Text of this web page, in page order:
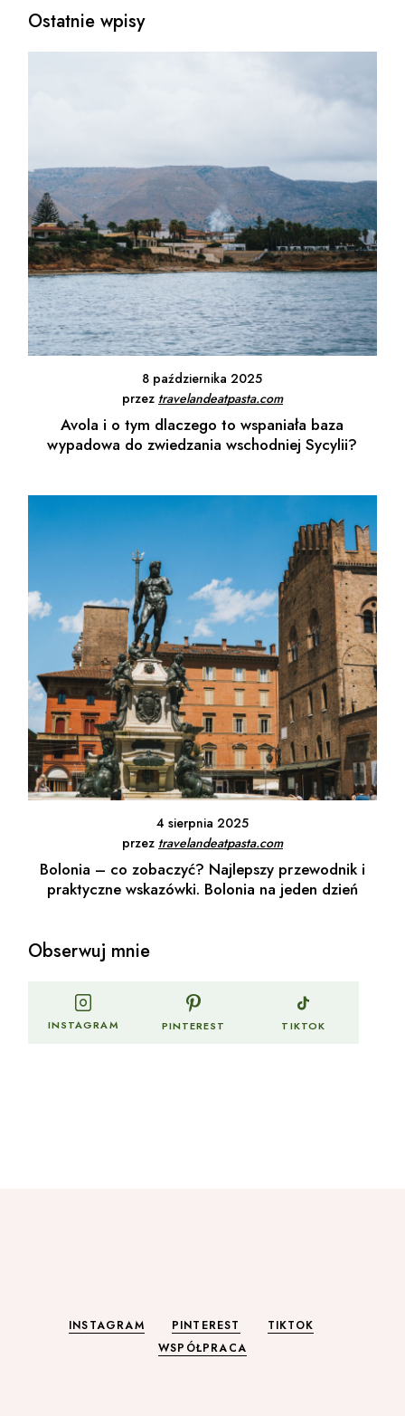
Ostatnie wpisy
8 października 2025
przez travelandeatpasta.com
Avola i o tym dlaczego to wspaniała baza
wypadowa do zwiedzania wschodniej Sycylii?
4 sierpnia 2025
przez travelandeatpasta.com
Bolonia – co zobaczyć? Najlepszy przewodnik i
praktyczne wskazówki. Bolonia na jeden dzień
Obserwuj mnie
INSTAGRAM PINTEREST TIKTOK
INSTAGRAM PINTEREST
TIKTOK
WSPÓŁPRACA